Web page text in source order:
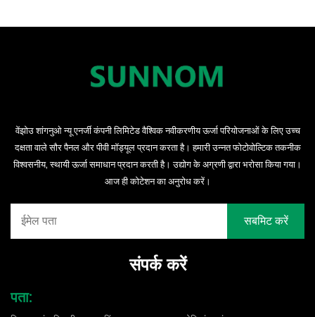
वेंझोउ शांगनुओ न्यू एनर्जी कंपनी लिमिटेड वैश्विक नवीकरणीय ऊर्जा परियोजनाओं के लिए उच्च
दक्षता वाले सौर पैनल और पीवी मॉड्यूल प्रदान करता है। हमारी उन्नत फोटोवोल्टिक तकनीक
विश्वसनीय, स्थायी ऊर्जा समाधान प्रदान करती है। उद्योग के अग्रणी द्वारा भरोसा किया गया।
आज ही कोटेशन का अनुरोध करें।
संपर्क करें
पता: